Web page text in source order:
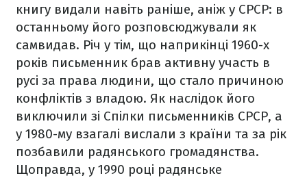
книгу видали навіть раніше, аніж у СРСР: в
останньому його розповсюджували як
самвидав. Річ у тім, що наприкінці 1960-х
років письменник брав активну участь в
русі за права людини, що стало причиною
конфліктів з владою. Як наслідок його
виключили зі Спілки письменників СРСР, а
у 1980-му взагалі вислали з країни та за рік
позбавили радянського громадянства.
Щоправда, у 1990 році радянське